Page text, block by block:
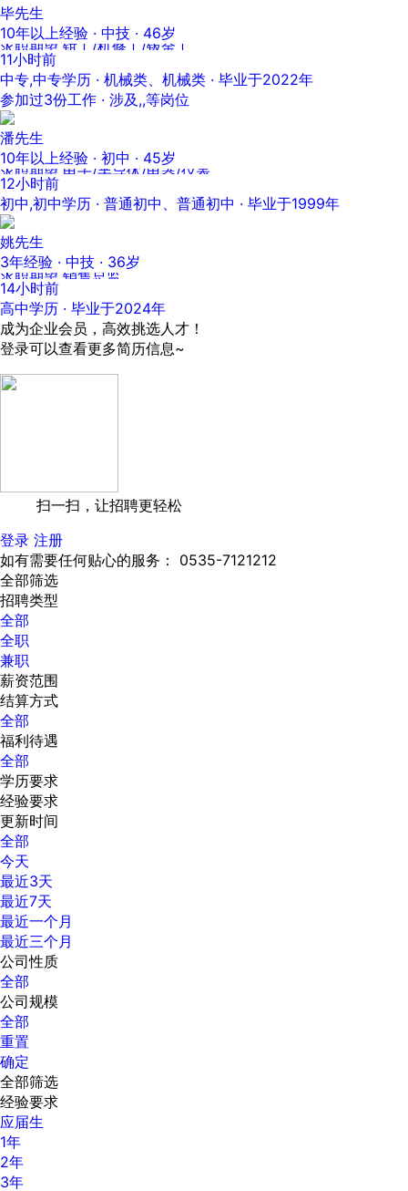
毕先生
10年以上经验 · 中技 · 46岁
求职期望 钳工/机修工/钣金工
11小时前
中专,中专学历 · 机械类、机械类 · 毕业于2022年
参加过3份工作 · 涉及,,等岗位
潘先生
10年以上经验 · 初中 · 45岁
求职期望 电子/半导体/电器/仪表
12小时前
初中,初中学历 · 普通初中、普通初中 · 毕业于1999年
姚先生
3年经验 · 中技 · 36岁
求职期望 销售总监
14小时前
高中学历 · 毕业于2024年
成为企业会员，高效挑选人才！
登录可以查看更多简历信息~
扫一扫，让招聘更轻松
登录 注册
如有需要任何贴心的服务： 0535-7121212
全部筛选
招聘类型
全部
全职
兼职
薪资范围
结算方式
全部
福利待遇
全部
学历要求
经验要求
更新时间
全部
今天
最近3天
最近7天
最近一个月
最近三个月
公司性质
全部
公司规模
全部
重置
确定
全部筛选
经验要求
应届生
1年
2年
3年